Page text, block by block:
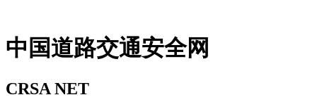
中国道路交通安全网
CRSA NET